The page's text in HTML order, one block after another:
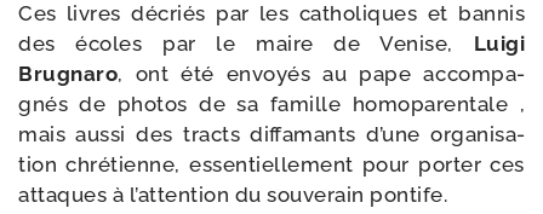
Ces livres décriés par les catho­liques et ban­nis
des écoles par le maire de Venise, Luigi
Brugnaro, ont été envoyés au pape accom­pa­
gnés de pho­tos de sa famille homo­pa­ren­tale ,
mais aus­si des tracts dif­fa­mants d’une orga­ni­sa­
tion chré­tienne, essen­tiel­le­ment pour por­ter ces
attaques à l’at­ten­tion du sou­ve­rain pontife.